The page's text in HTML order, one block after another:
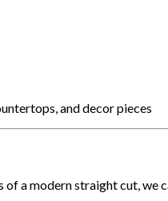
and decor pieces
of a modern straight cut, we